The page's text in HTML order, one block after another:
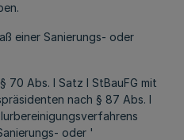
einer Sanierungs- oder
70 Abs. l Satz l StBauFG mit
nach § 87 Abs. l
oder '